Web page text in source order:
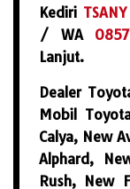
Kediri
/ WA
Lanjut.
Dealer
Mobil
Calya, New
Alphard,
Rush, New